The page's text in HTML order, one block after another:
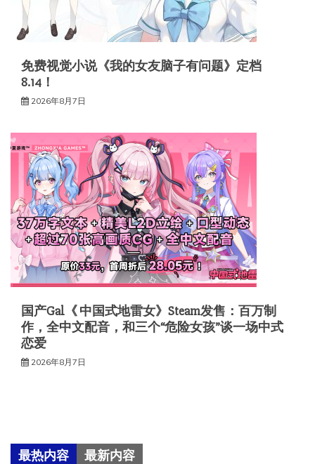
免费视觉小说《我的女友脑子有问题》定档
8.14！
2026年8月7日
国产Gal《 中国式地雷女》Steam发售：百万制
作，全中文配音，和三个“危险女孩”谈一场中式
恋爱
2026年8月7日
最热内容 最新内容